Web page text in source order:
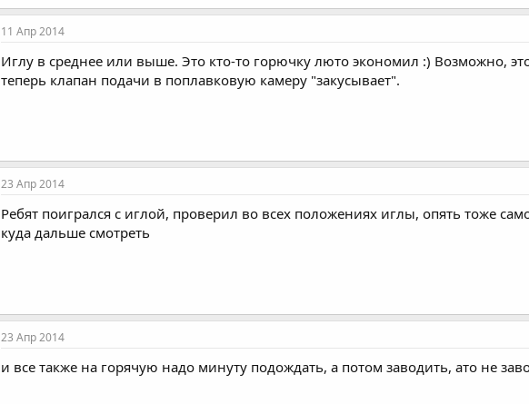
11 Апр 2014
Иглу в среднее или выше. Это кто-то горючку люто экономил :) Возможно,
теперь клапан подачи в поплавковую камеру "закусывает".
23 Апр 2014
Ребят поигрался с иглой, проверил во всех положениях иглы, опять тоже
куда дальше смотреть
23 Апр 2014
и все также на горячую надо минуту подождать, а потом заводить, ато не